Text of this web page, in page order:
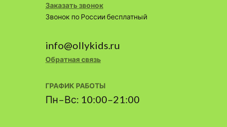
Заказать звонок
Звонок по России бесплатный
info@ollykids.ru
Обратная связь
ГРАФИК РАБОТЫ
Пн–Вс: 10:00–21:00